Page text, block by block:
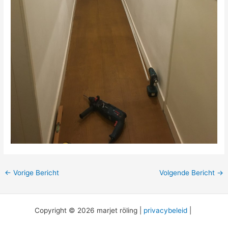
← Vorige Bericht Volgende Bericht →
Copyright © 2026 marjet röling | privacybeleid